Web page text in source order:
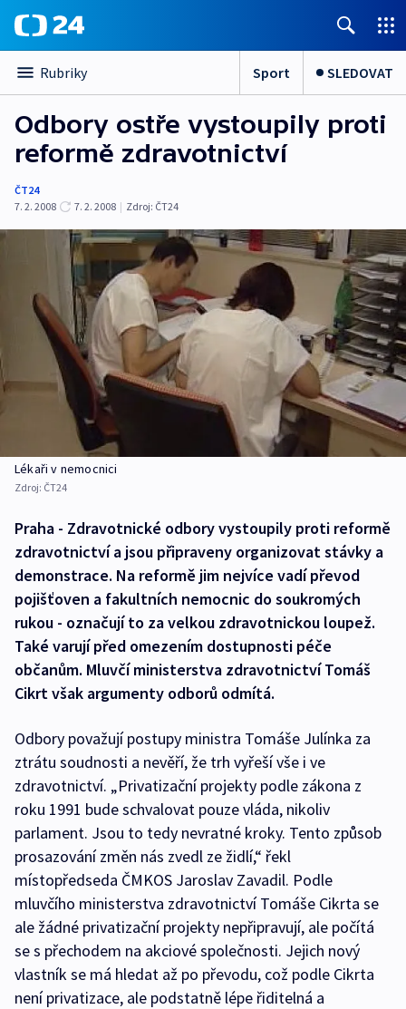
Rubriky Sport SLEDOVAT
Odbory ostře vystoupily proti
reformě zdravotnictví
ČT24
7. 2. 2008
7. 2. 2008 | Zdroj: ČT24
Lékaři v nemocnici
Zdroj: ČT24
Praha - Zdravotnické odbory vystoupily proti reformě
zdravotnictví a jsou připraveny organizovat stávky a
demonstrace. Na reformě jim nejvíce vadí převod
pojišťoven a fakultních nemocnic do soukromých
rukou - označují to za velkou zdravotnickou loupež.
Také varují před omezením dostupnosti péče
občanům. Mluvčí ministerstva zdravotnictví Tomáš
Cikrt však argumenty odborů odmítá.
Odbory považují postupy ministra Tomáše Julínka za
ztrátu soudnosti a nevěří, že trh vyřeší vše i ve
zdravotnictví. „Privatizační projekty podle zákona z
roku 1991 bude schvalovat pouze vláda, nikoliv
parlament. Jsou to tedy nevratné kroky. Tento způsob
prosazování změn nás zvedl ze židlí,“ řekl
místopředseda ČMKOS Jaroslav Zavadil. Podle
mluvčího ministerstva zdravotnictví Tomáše Cikrta se
ale žádné privatizační projekty nepřipravují, ale počítá
se s přechodem na akciové společnosti. Jejich nový
vlastník se má hledat až po převodu, což podle Cikrta
není privatizace, ale podstatně lépe řiditelná a